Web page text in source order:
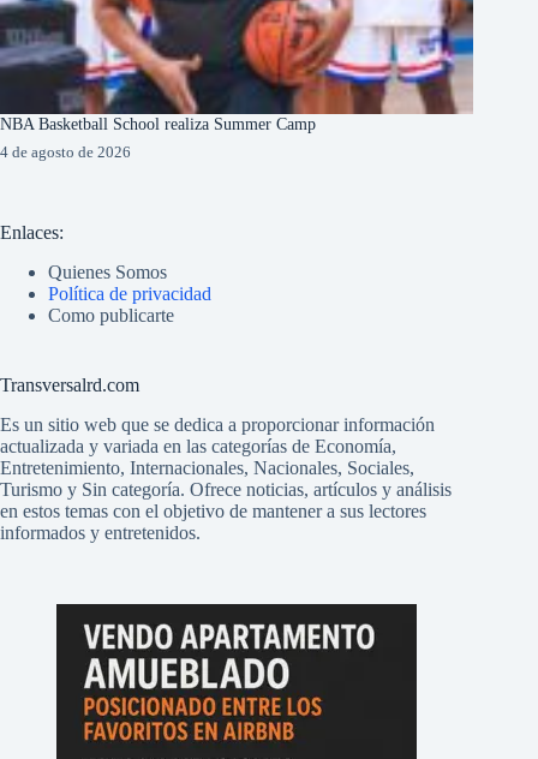
NBA Basketball School realiza Summer Camp
4 de agosto de 2026
Enlaces:
Quienes Somos
Política de privacidad
Como publicarte
Transversalrd.com
Es un sitio web que se dedica a proporcionar información
actualizada y variada en las categorías de Economía,
Entretenimiento, Internacionales, Nacionales, Sociales,
Turismo y Sin categoría. Ofrece noticias, artículos y análisis
en estos temas con el objetivo de mantener a sus lectores
informados y entretenidos.